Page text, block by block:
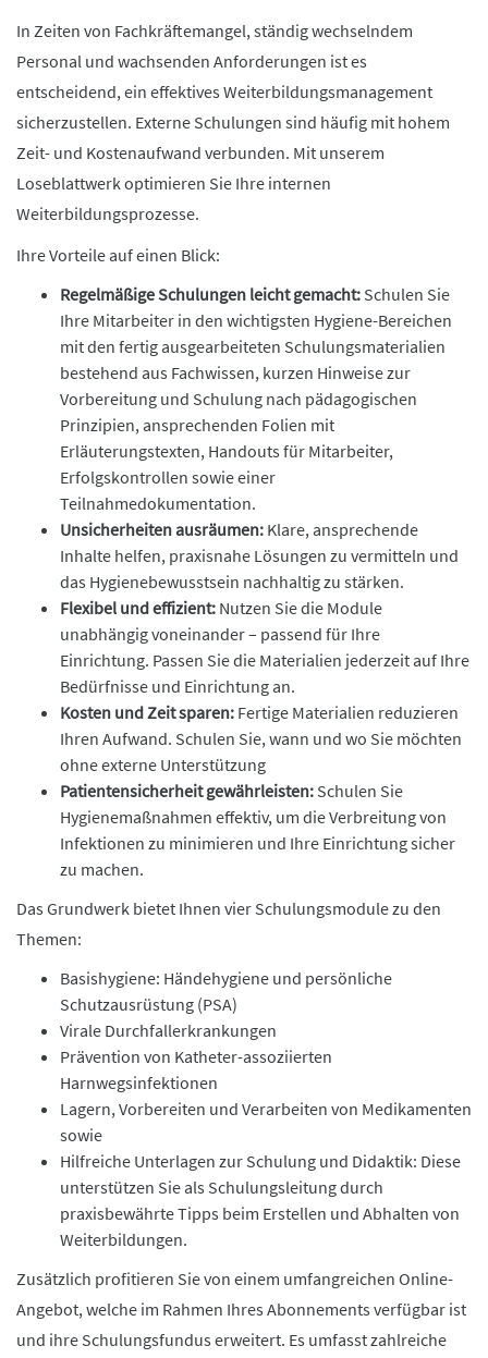
In Zeiten von Fachkräftemangel, ständig wechselndem
Personal und wachsenden Anforderungen ist es
entscheidend, ein effektives Weiterbildungsmanagement
sicherzustellen. Externe Schulungen sind häufig mit hohem
Zeit- und Kostenaufwand verbunden. Mit unserem
Loseblattwerk optimieren Sie Ihre internen
Weiterbildungsprozesse.
Ihre Vorteile auf einen Blick:
Regelmäßige Schulungen leicht gemacht: Schulen Sie
Ihre Mitarbeiter in den wichtigsten Hygiene-Bereichen
mit den fertig ausgearbeiteten Schulungsmaterialien
bestehend aus Fachwissen, kurzen Hinweise zur
Vorbereitung und Schulung nach pädagogischen
Prinzipien, ansprechenden Folien mit
Erläuterungstexten, Handouts für Mitarbeiter,
Erfolgskontrollen sowie einer
Teilnahmedokumentation.
Unsicherheiten ausräumen: Klare, ansprechende
Inhalte helfen, praxisnahe Lösungen zu vermitteln und
das Hygienebewusstsein nachhaltig zu stärken.
Flexibel und effizient: Nutzen Sie die Module
unabhängig voneinander – passend für Ihre
Einrichtung. Passen Sie die Materialien jederzeit auf Ihre
Bedürfnisse und Einrichtung an.
Kosten und Zeit sparen: Fertige Materialien reduzieren
Ihren Aufwand. Schulen Sie, wann und wo Sie möchten
ohne externe Unterstützung
Patientensicherheit gewährleisten: Schulen Sie
Hygienemaßnahmen effektiv, um die Verbreitung von
Infektionen zu minimieren und Ihre Einrichtung sicher
zu machen.
Das Grundwerk bietet Ihnen vier Schulungsmodule zu den
Themen:
Basishygiene: Händehygiene und persönliche
Schutzausrüstung (PSA)
Virale Durchfallerkrankungen
Prävention von Katheter-assoziierten
Harnwegsinfektionen
Lagern, Vorbereiten und Verarbeiten von Medikamenten
sowie
Hilfreiche Unterlagen zur Schulung und Didaktik: Diese
unterstützen Sie als Schulungsleitung durch
praxisbewährte Tipps beim Erstellen und Abhalten von
Weiterbildungen.
Zusätzlich profitieren Sie von einem umfangreichen Online-
Angebot, welche im Rahmen Ihres Abonnements verfügbar ist
und ihre Schulungsfundus erweitert. Es umfasst zahlreiche